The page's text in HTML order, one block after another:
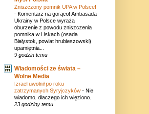
Zniszczony pomnik UPA w Polsce!
- Komentarz na gorąco! Ambasada
Ukrainy w Polsce wyraża
oburzenie z powodu zniszczenia
pomnika w Liskach (osada
Białystok, powiat hrubieszowski)
upamiętnia...
9 godzin temu
Wiadomości ze świata –
Wolne Media
Izrael uwolnił po roku
zatrzymanych Syryjczyków - Nie
wiadomo, dlaczego ich więziono.
23 godziny temu